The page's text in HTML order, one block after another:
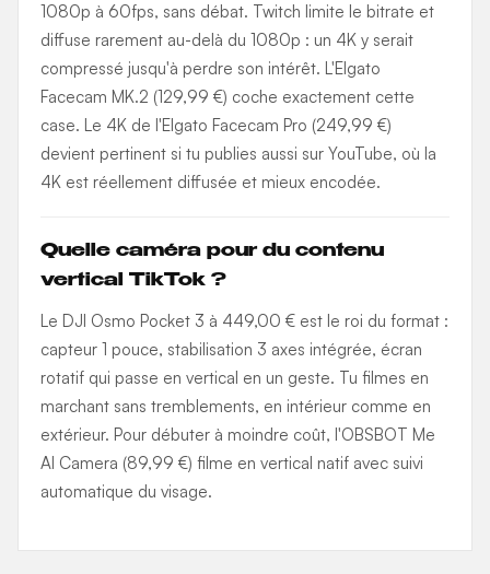
1080p à 60fps, sans débat. Twitch limite le bitrate et
diffuse rarement au-delà du 1080p : un 4K y serait
compressé jusqu'à perdre son intérêt. L'Elgato
Facecam MK.2 (129,99 €) coche exactement cette
case. Le 4K de l'Elgato Facecam Pro (249,99 €)
devient pertinent si tu publies aussi sur YouTube, où la
4K est réellement diffusée et mieux encodée.
Quelle caméra pour du contenu
vertical TikTok ?
Le DJI Osmo Pocket 3 à 449,00 € est le roi du format :
capteur 1 pouce, stabilisation 3 axes intégrée, écran
rotatif qui passe en vertical en un geste. Tu filmes en
marchant sans tremblements, en intérieur comme en
extérieur. Pour débuter à moindre coût, l'OBSBOT Me
AI Camera (89,99 €) filme en vertical natif avec suivi
automatique du visage.